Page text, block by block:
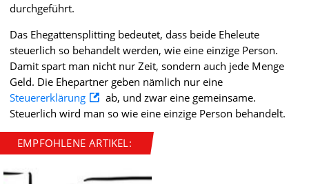
durchgeführt.
Das Ehegattensplitting bedeutet, dass beide Eheleute
steuerlich so behandelt werden, wie eine einzige Person.
Damit spart man nicht nur Zeit, sondern auch jede Menge
Geld. Die Ehepartner geben nämlich nur eine
Steuererklärung
ab, und zwar eine gemeinsame.
Steuerlich wird man so wie eine einzige Person behandelt.
EMPFOHLENE ARTIKEL: